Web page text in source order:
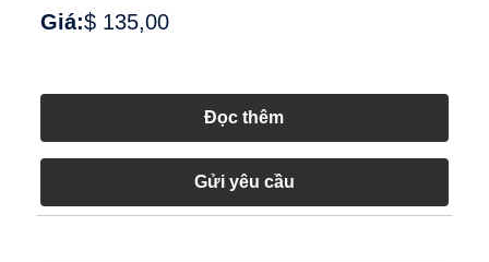
Giá:$ 135,00
Đọc thêm
Gửi yêu cầu